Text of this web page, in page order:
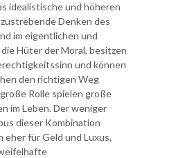
idealistische und höheren
Denken des
im eigentlichen und
Hüter der Moral, besitzen
und können
den richtigen Weg
Rolle spielen große
im Leben. Der weniger
dieser Kombination
für Geld und Luxus,